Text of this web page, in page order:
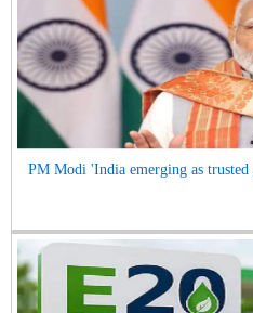
PM Modi 'India emerging as